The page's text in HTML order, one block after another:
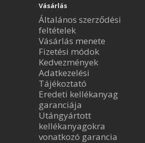
Vásárlás
Általános szerződési
feltételek
Vásárlás menete
Fizetési módok
Kedvezmények
Adatkezelési
Tájékoztató
Eredeti kellékanyag
garanciája
Utángyártott
kellékanyagokra
vonatkozó garancia